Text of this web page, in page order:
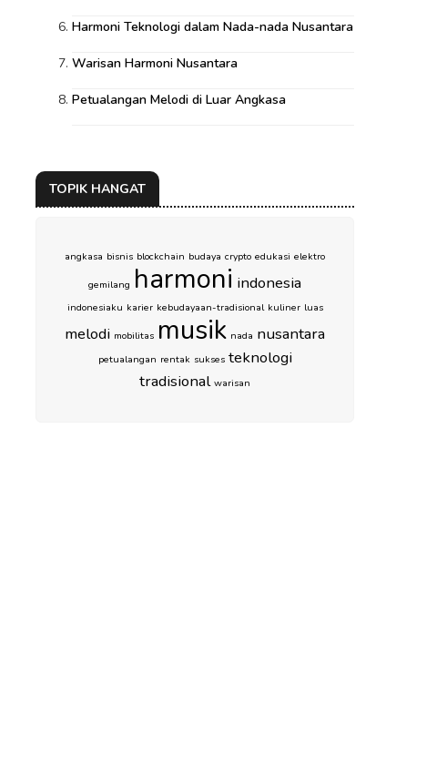
Harmoni Teknologi dalam Nada-nada Nusantara
Warisan Harmoni Nusantara
Petualangan Melodi di Luar Angkasa
TOPIK HANGAT
angkasa bisnis blockchain budaya crypto edukasi elektro
gemilang harmoni indonesia
indonesiaku karier kebudayaan-tradisional kuliner luas
melodi mobilitas musik nada nusantara
petualangan rentak sukses teknologi
tradisional warisan